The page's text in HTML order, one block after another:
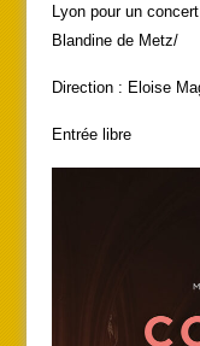
Lyon pour un
Blandine de Metz/
Direction : Eloise
Entrée libre